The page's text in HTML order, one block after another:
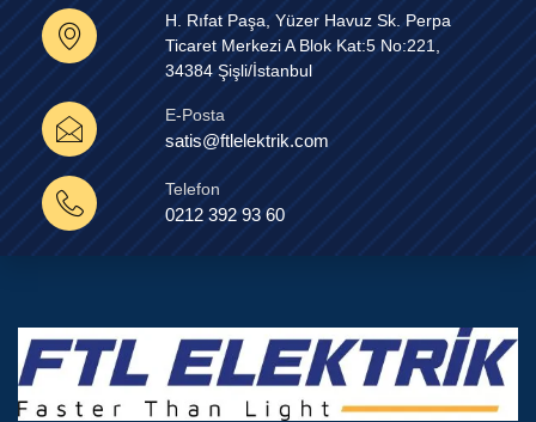
H. Rıfat Paşa, Yüzer Havuz Sk. Perpa
Ticaret Merkezi A Blok Kat:5 No:221,
34384 Şişli/İstanbul
E-Posta
satis@ftlelektrik.com
Telefon
0212 392 93 60